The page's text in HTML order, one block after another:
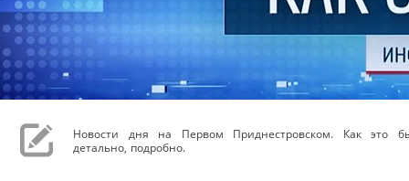
Новости дня на Первом Приднестровском. Как это
детально, подробно.